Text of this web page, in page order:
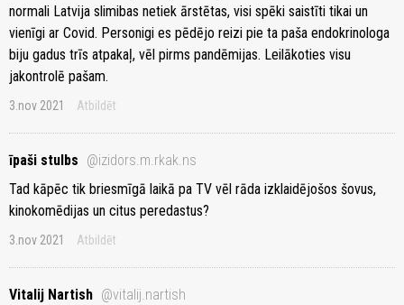
normali Latvija slimibas netiek ārstētas, visi spēki saistīti tikai un
vienīgi ar Covid. Personigi es pēdējo reizi pie ta paša endokrinologa
biju gadus trīs atpakaļ, vēl pirms pandēmijas. Leilākoties visu
jakontrolē pašam.
3.nov 2021 Atbildēt
īpaši stulbs @izidors.m.rkak.ns
Tad kāpēc tik briesmīgā laikā pa TV vēl rāda izklaidējošos šovus,
kinokomēdijas un citus peredastus?
3.nov 2021 Atbildēt
Vitalij Nartish @vitalij.nartish